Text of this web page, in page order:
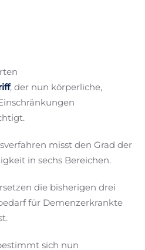
, der nun körperliche,
misst den Grad der
in sechs Bereichen.
die bisherigen drei
für Demenzerkrankte
sich nun